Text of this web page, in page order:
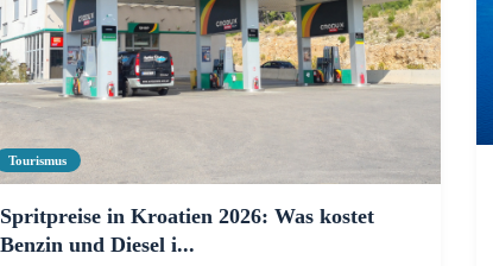
Tourismus
Spritpreise in Kroatien 2026: Was kostet
Benzin und Diesel i...